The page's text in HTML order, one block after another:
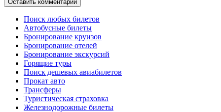
Поиск любых билетов
Автобусные билеты
Бронирование круизов
Бронирование отелей
Бронирование экскурсий
Горящие туры
Поиск дешевых авиабилетов
Прокат авто
Трансферы
Туристическая страховка
Железнодорожные билеты